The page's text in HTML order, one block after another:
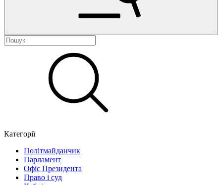
Категорії
Політмайданчик
Парламент
Офіс Президента
Право і суд